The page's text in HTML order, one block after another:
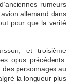
rumeurs
allemand dans
pour que la vérité
et troisième
opus précédents.
des personnages au
la longueur plus